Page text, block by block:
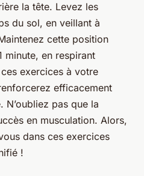
la tête. Levez les
du sol, en veillant à
cette position
minute, en respirant
exercices à votre
efficacement
pas que la
en musculation. Alors,
dans ces exercices
!